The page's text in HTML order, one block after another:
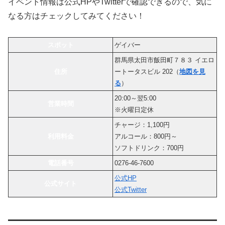
なる方はチェックしてみてください！
ゲイバー
群馬県太田市飯田町７８３ イエロ
ートータスビル 202（地図を見
る ）
20:00～翌5:00
※火曜日定休
チャージ：1,100円
アルコール：800円～
ソフトドリンク：700円
0276-46-7600
公式HP
公式Twitter